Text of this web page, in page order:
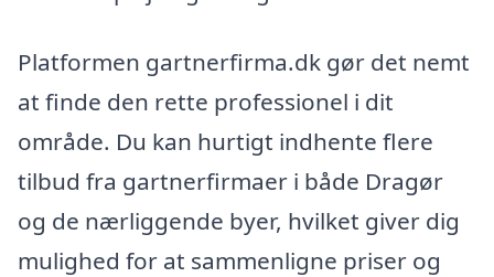
Platformen gartnerfirma.dk gør det nemt
at finde den rette professionel i dit
område. Du kan hurtigt indhente flere
tilbud fra gartnerfirmaer i både Dragør
og de nærliggende byer, hvilket giver dig
mulighed for at sammenligne priser og